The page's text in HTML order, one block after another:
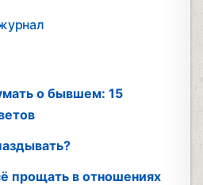
о бывшем: 15
прощать в отношениях